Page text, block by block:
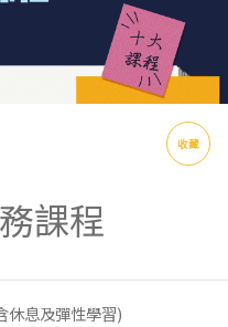
課程
收藏
休息及彈性學習)